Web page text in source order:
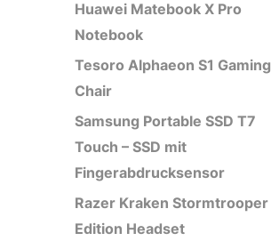
Huawei Matebook X Pro
Notebook
Tesoro Alphaeon S1 Gaming
Chair
Samsung Portable SSD T7
Touch – SSD mit
Fingerabdrucksensor
Razer Kraken Stormtrooper
Edition Headset